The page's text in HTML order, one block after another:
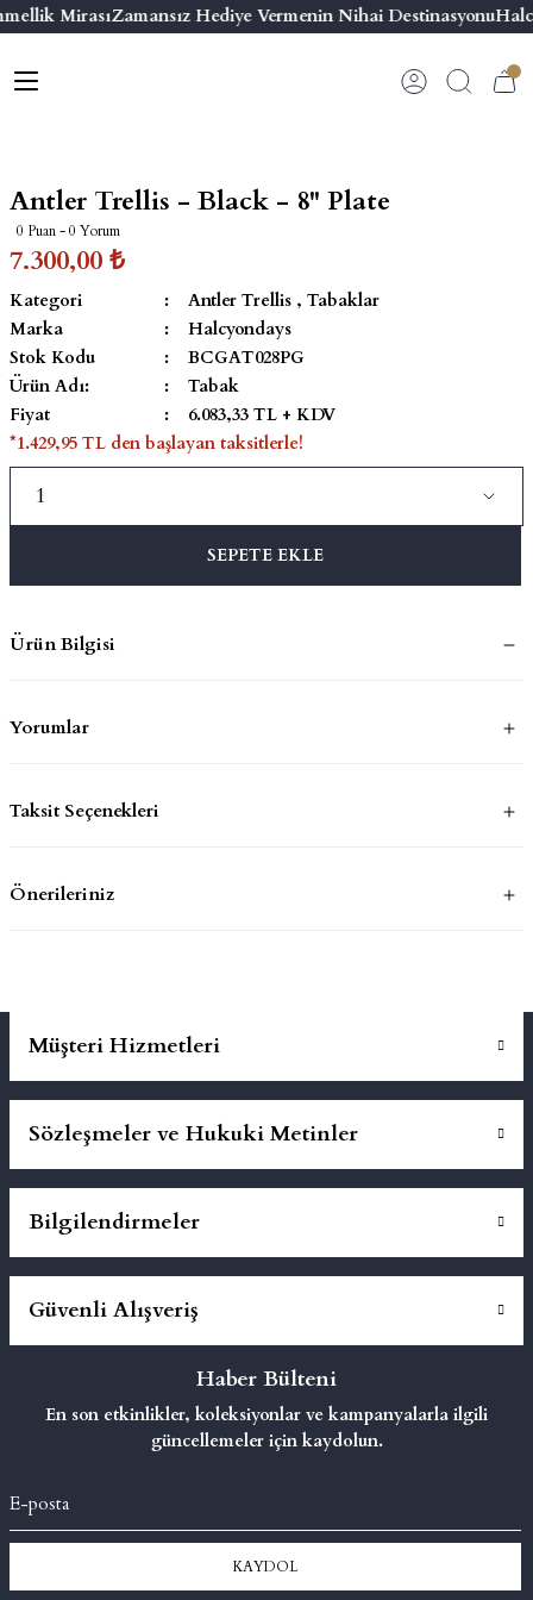
MirasıZamansız Hediye Vermenin Nihai Destinasyonu
Geri Dön
Geri Dön
ve Aksesuarlar
Mum
Geri Dön
Geri Dön
Seriler
Elephant
Antler Trellis - Black - 8'' Plate
0 Puan - 0 Yorum
7.300,00 ₺
Kategori Antler Trellis , Tabaklar
Marka
Halcyondays
Stok Kodu
BCGAT028PG
Ürün Adı:
Tabak
Fiyat
6.083,33 TL + KDV
*1.429,95 TL den başlayan taksitlerle!
SEPETE EKLE
Ürün Bilgisi
Yorumlar
Taksit Seçenekleri
Önerileriniz
Müşteri Hizmetleri
Sözleşmeler ve Hukuki Metinler
Bilgilendirmeler
Güvenli Alışveriş
Haber Bülteni
En son etkinlikler, koleksiyonlar ve kampanyalarla ilgili
güncellemeler için kaydolun.
KAYDOL